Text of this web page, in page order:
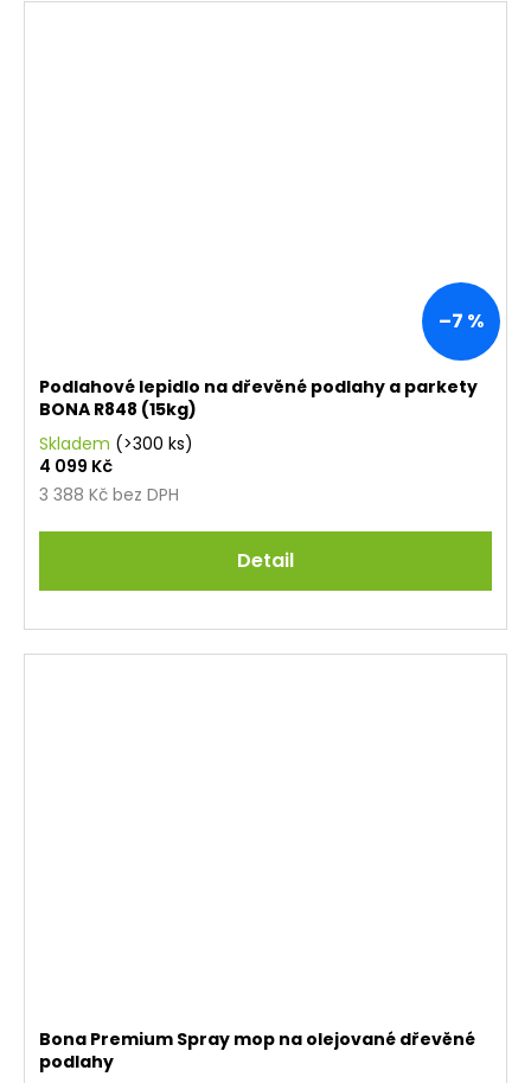
–7 %
Podlahové lepidlo na dřevěné podlahy a parkety
BONA R848 (15kg)
Skladem (>300 ks)
3 388 Kč bez DPH
4 099 Kč
Detail
Bona Premium Spray mop na olejované dřevěné
podlahy